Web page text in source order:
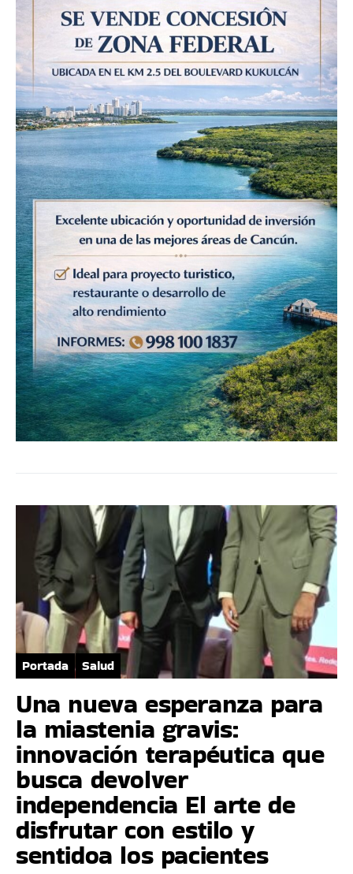
Portada Salud
Una nueva esperanza para
la miastenia gravis:
innovación terapéutica que
busca devolver
independencia El arte de
disfrutar con estilo y
sentidoa los pacientes